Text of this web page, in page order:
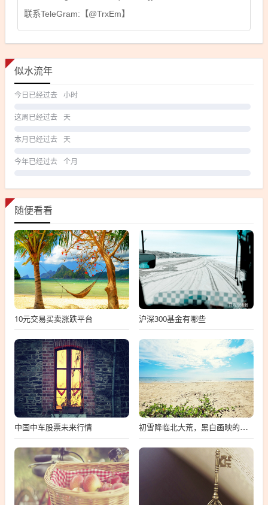
联系TeleGram:【@TrxEm】
似水流年
今日已经过去 小时
这周已经过去 天
本月已经过去 天
今年已经过去 个月
随便看看
10元交易买卖涨跌平台 沪深300基金有哪些
中国中车股票未来行情 初雪降临北大荒，黑白画映的奇幻世界